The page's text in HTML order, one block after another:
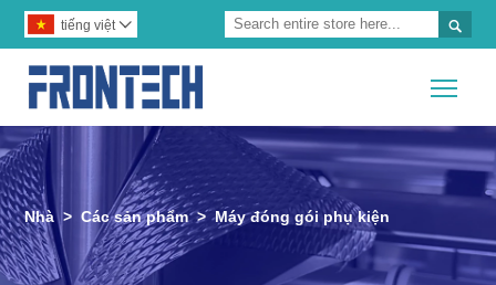

tiếng việt 
Nhà > Các sản phẩm > Máy đóng gói phụ kiện